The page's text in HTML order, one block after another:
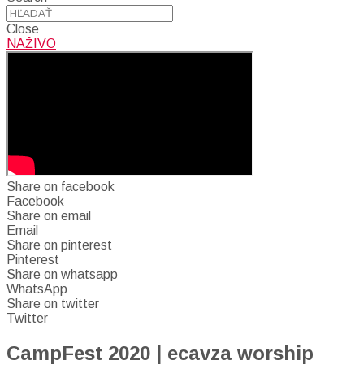
Close
NAŽIVO
Share on facebook
Facebook
Share on email
Email
Share on pinterest
Pinterest
Share on whatsapp
WhatsApp
Share on twitter
Twitter
CampFest 2020 | ecavza worship